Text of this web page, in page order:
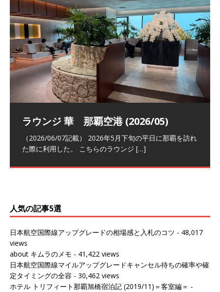
祝！日本航空・マリオットの戦略パー
トナーシップによるFOP無料付与とス
テイタスマッチ
ラウンジ 華 那覇空港 (2026/05)
（2026/06/07記載） 2026年5月下旬の平日に那覇を訪れ
た際に利用した。 こちらのラウンジ […]
The Coral Executive Lounge スワ
ンナプーム国際空港国内線ラウンジ
(2026/01)
日本航空 羽田空港国際線ファースト
クラスラウンジ (2026/01)
（2026/03/18記載） 2026年1月、毎年恒例の新年の羽田
バンコクエアウェイズ スワンナプー
ム国際空港国内線ラウンジ (2026/01)
（2026/03/13記載） 2026年1月上旬にバンコク経由でチ
人気の記事5選
日本航空国際線アップグレードの相場感と入札のコツ - 48,017
views
about キムラのメモ - 41,422 views
日本航空国際線マイルアップグレードキャンセル待ちの確率や確
定タイミングの全容 - 30,462 views
ホテル トリフィート那覇旭橋宿泊記 (2019/11)＝客室編＝ -